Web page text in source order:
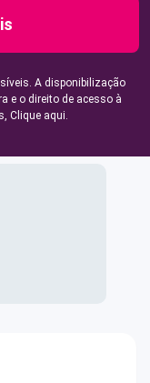
A disponibilização
e o direito de acesso à
Clique aqui.